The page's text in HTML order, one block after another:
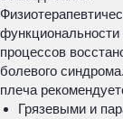
функциональности
процессов
болевого
плеча
Грязевыми и